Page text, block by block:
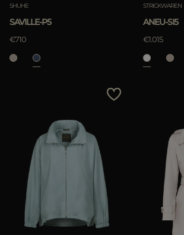
SHUHE
SAVILLE-P5
€710
STRICKWAREN
ANEU-SI5
€1.015